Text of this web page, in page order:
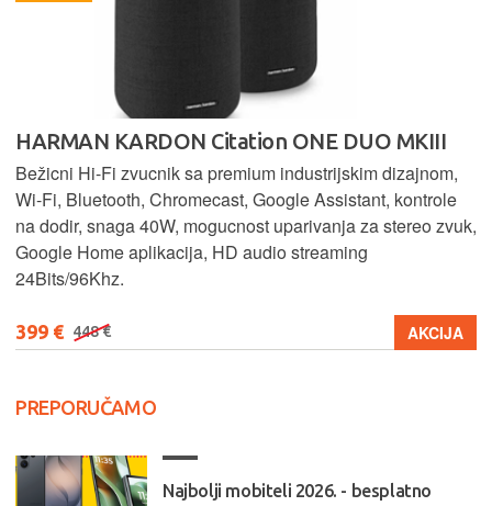
HARMAN KARDON Citation ONE DUO MKIII
Bežicni Hi-Fi zvucnik sa premium industrijskim dizajnom,
Wi-Fi, Bluetooth, Chromecast, Google Assistant, kontrole
na dodir, snaga 40W, mogucnost uparivanja za stereo zvuk,
Google Home aplikacija, HD audio streaming
24Bits/96Khz.
399 € 448 € AKCIJA
PREPORUČAMO
Najbolji mobiteli 2026. - besplatno